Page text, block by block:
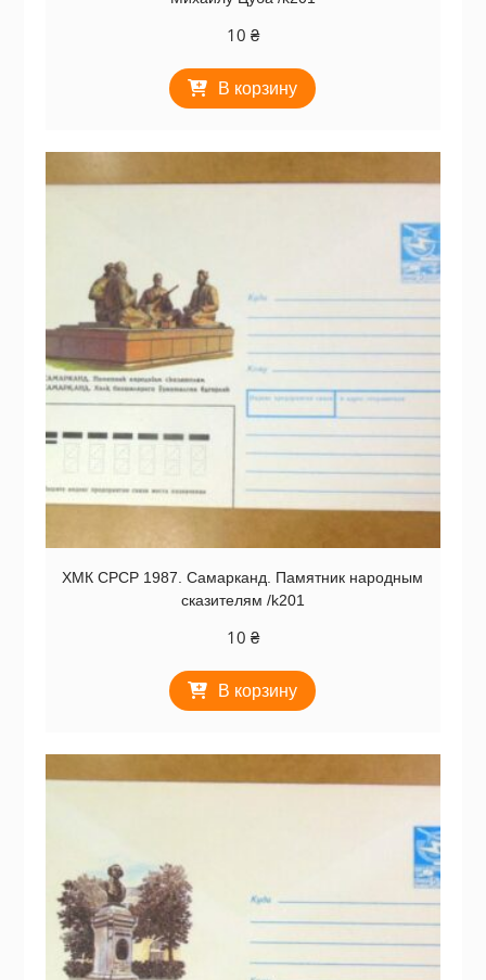
10 ₴
В корзину
ХМК СРСР 1987. Самарканд. Памятник народным
сказителям /k201
10 ₴
В корзину